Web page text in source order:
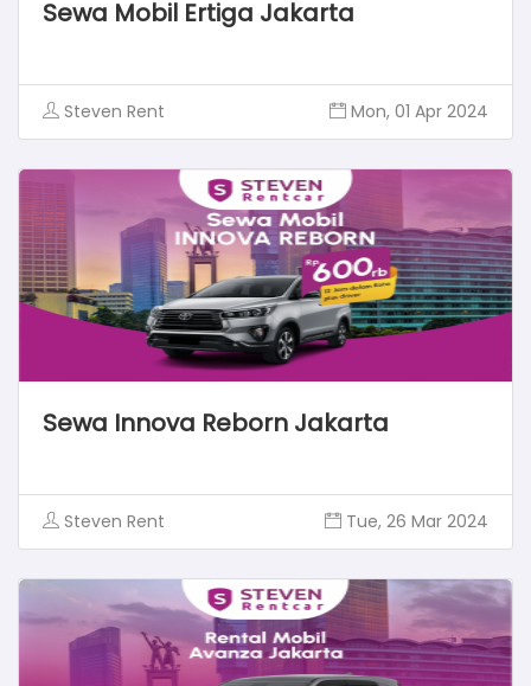
Sewa Mobil Ertiga Jakarta
Steven Rent Mon, 01 Apr 2024
Sewa Innova Reborn Jakarta
Steven Rent Tue, 26 Mar 2024